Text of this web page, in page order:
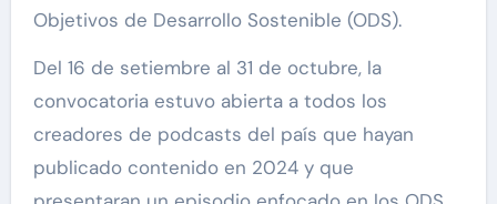
Objetivos de Desarrollo Sostenible (ODS).
Del 16 de setiembre al 31 de octubre, la
convocatoria estuvo abierta a todos los
creadores de podcasts del país que hayan
publicado contenido en 2024 y que